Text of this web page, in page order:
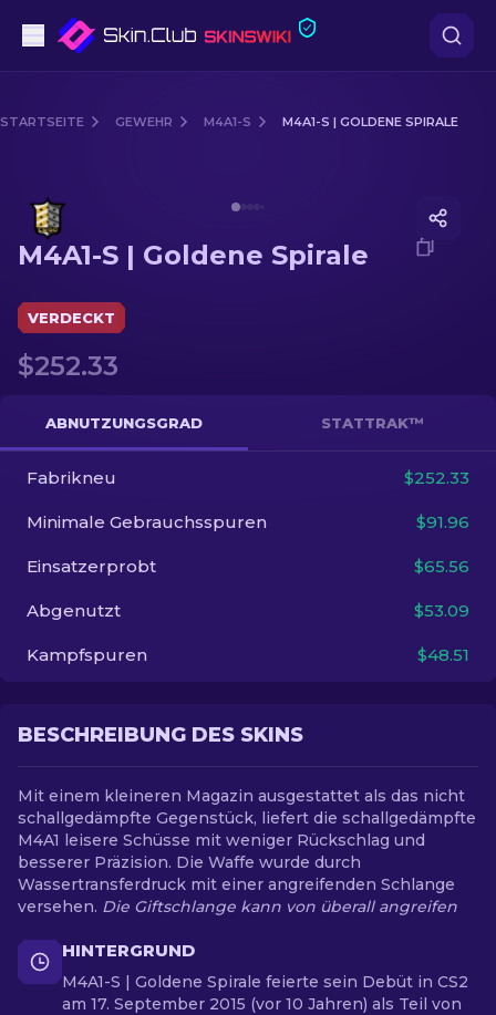
Scharfschützengewehr
Messer
Handschuh
Kisten
Andere
STARTSEITE GEWEHR M4A1-S M4A1-S | GOLDENE SPIRALE
M4A1-S | Goldene Spirale
VERDECKT
$252.33
ABNUTZUNGSGRAD STATTRAK™
Fabrikneu $252.33
Minimale Gebrauchsspuren $91.96
Einsatzerprobt $65.56
Abgenutzt $53.09
Kampfspuren $48.51
BESCHREIBUNG DES SKINS
Mit einem kleineren Magazin ausgestattet als das nicht
schallgedämpfte Gegenstück, liefert die schallgedämpfte
M4A1 leisere Schüsse mit weniger Rückschlag und
besserer Präzision. Die Waffe wurde durch
Wassertransferdruck mit einer angreifenden Schlange
versehen. Die Giftschlange kann von überall angreifen
HINTERGRUND
M4A1-S | Goldene Spirale feierte sein Debüt in CS2
am 17. September 2015 (vor 10 Jahren) als Teil von